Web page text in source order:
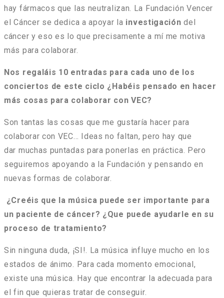
hay fármacos que las neutralizan. La Fundación Vencer
el Cáncer se dedica a apoyar la investigación del
cáncer y eso es lo que precisamente a mí me motiva
más para colaborar.
Nos regaláis 10 entradas para cada uno de los
conciertos de este ciclo ¿Habéis pensado en hacer
más cosas para colaborar con VEC?
Son tantas las cosas que me gustaría hacer para
colaborar con VEC… Ideas no faltan, pero hay que
dar muchas puntadas para ponerlas en práctica. Pero
seguiremos apoyando a la Fundación y pensando en
nuevas formas de colaborar.
¿Creéis que la música puede ser importante para
un paciente de cáncer? ¿Que puede ayudarle en su
proceso de tratamiento?
Sin ninguna duda, ¡SI!. La música influye mucho en los
estados de ánimo. Para cada momento emocional,
existe una música. Hay que encontrar la adecuada para
el fin que quieras tratar de conseguir.